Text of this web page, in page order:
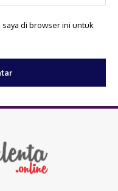
saya di browser ini untuk